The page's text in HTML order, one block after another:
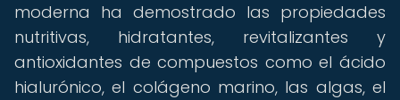
moderna ha demostrado las propiedades
nutritivas, hidratantes, revitalizantes y
antioxidantes de compuestos como el ácido
hialurónico, el colágeno marino, las algas, el